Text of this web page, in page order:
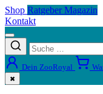
Shop Ratgeber Magazin
Kontakt
Dein ZooRoyal
✖